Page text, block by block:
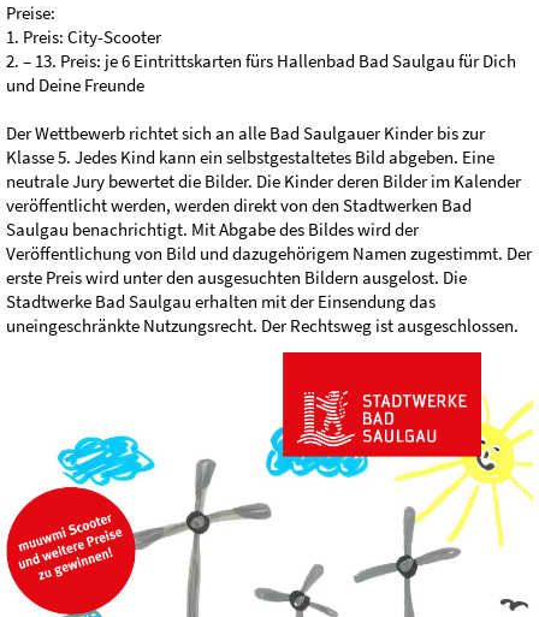
Preise:
1. Preis: City-Scooter
2. – 13. Preis: je 6 Eintrittskarten fürs Hallenbad Bad Saulgau für Dich
und Deine Freunde
Der Wettbewerb richtet sich an alle Bad Saulgauer Kinder bis zur
Klasse 5. Jedes Kind kann ein selbstgestaltetes Bild abgeben. Eine
neutrale Jury bewertet die Bilder. Die Kinder deren Bilder im Kalender
veröffentlicht werden, werden direkt von den Stadtwerken Bad
Saulgau benachrichtigt. Mit Abgabe des Bildes wird der
Veröffentlichung von Bild und dazugehörigem Namen zugestimmt. Der
erste Preis wird unter den ausgesuchten Bildern ausgelost. Die
Stadtwerke Bad Saulgau erhalten mit der Einsendung das
uneingeschränkte Nutzungsrecht. Der Rechtsweg ist ausgeschlossen.